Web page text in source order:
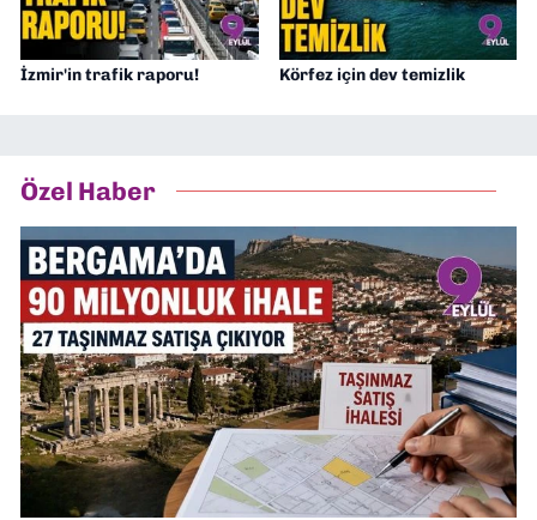
İzmir'in trafik raporu! Körfez için dev temizlik
Özel Haber